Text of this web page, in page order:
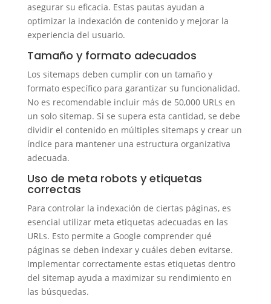
asegurar su eficacia. Estas pautas ayudan a
optimizar la indexación de contenido y mejorar la
experiencia del usuario.
Tamaño y formato adecuados
Los sitemaps deben cumplir con un tamaño y
formato específico para garantizar su funcionalidad.
No es recomendable incluir más de 50,000 URLs en
un solo sitemap. Si se supera esta cantidad, se debe
dividir el contenido en múltiples sitemaps y crear un
índice para mantener una estructura organizativa
adecuada.
Uso de meta robots y etiquetas
correctas
Para controlar la indexación de ciertas páginas, es
esencial utilizar meta etiquetas adecuadas en las
URLs. Esto permite a Google comprender qué
páginas se deben indexar y cuáles deben evitarse.
Implementar correctamente estas etiquetas dentro
del sitemap ayuda a maximizar su rendimiento en
las búsquedas.